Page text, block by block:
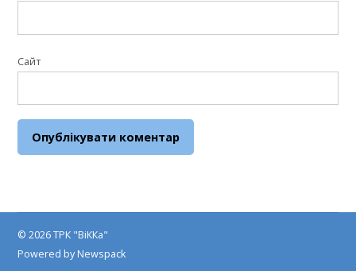
Сайт
© 2026 ТРК "ВіККа"
Powered by Newspack